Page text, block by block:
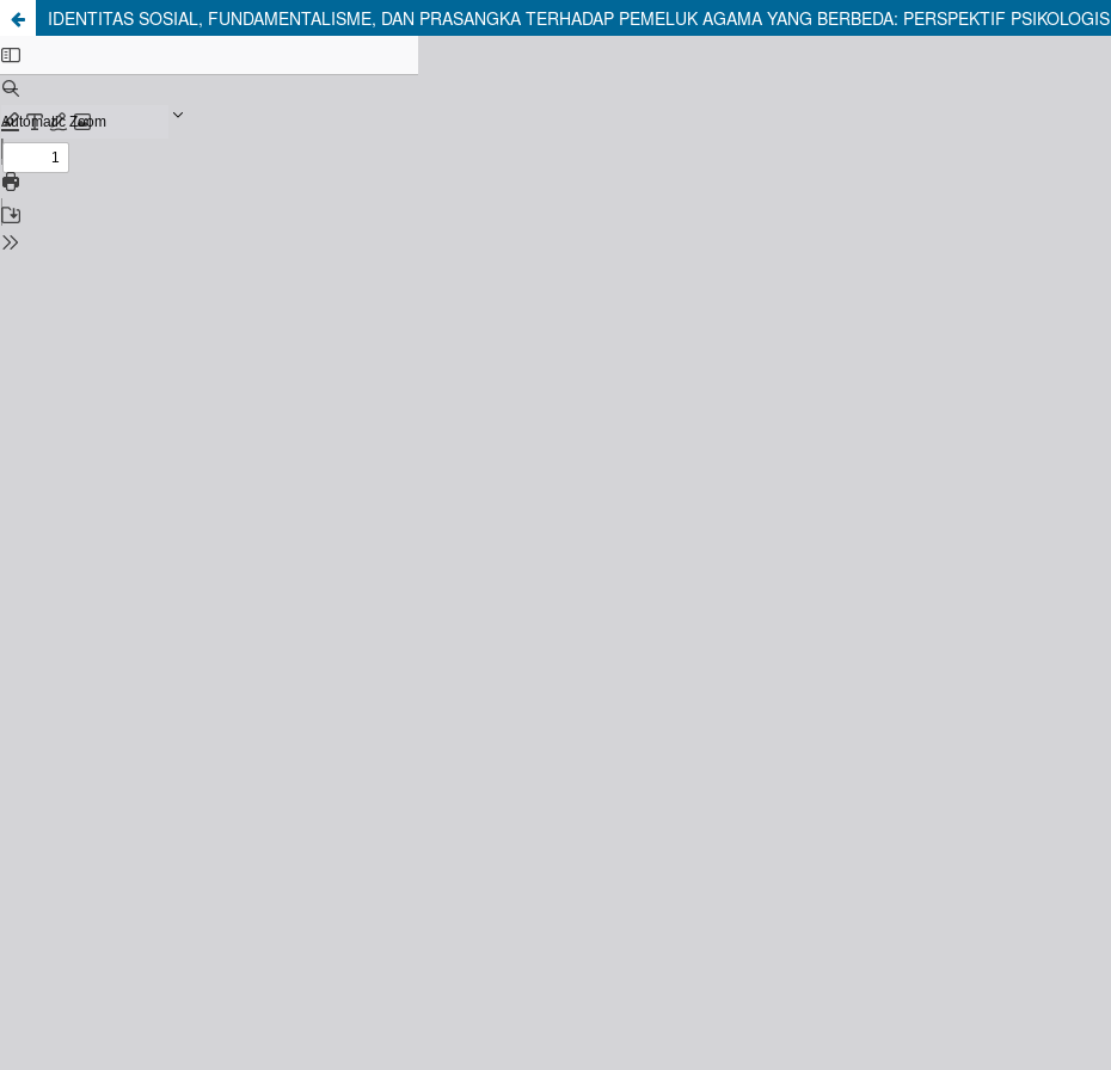
IDENTITAS SOSIAL, FUNDAMENTALISME, DAN PRASANGKA TERHADAP PEMELUK AGAMA YANG BERBEDA: PERSPEKTIF PSIKOLOGIS